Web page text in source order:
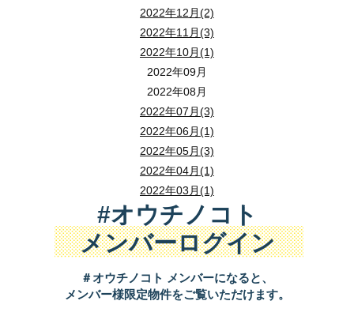
2022年12月(2)
2022年11月(3)
2022年10月(1)
2022年09月
2022年08月
2022年07月(3)
2022年06月(1)
2022年05月(3)
2022年04月(1)
2022年03月(1)
#オウチノコト
メンバーログイン
＃オウチノコト メンバーになると、
メンバー様限定物件をご覧いただけます。